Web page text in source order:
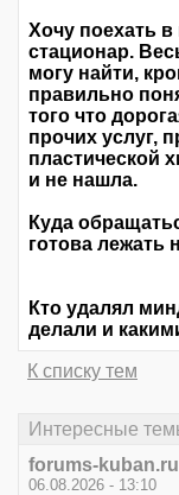
Хочу поехать в
стационар.
могу найти,
правильно
того что
прочих услуг,
пластической
и не нашла.
Куда
готова лежать
Кто удалял
делали и
К списку тем
Интересные
forums-kuban.ru
06.08.2026 - 13:10